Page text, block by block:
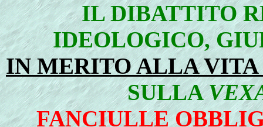
IL DIBATTITO
IDEOLOGICO,
IN MERITO ALLA
SULLA
FANCIULLE